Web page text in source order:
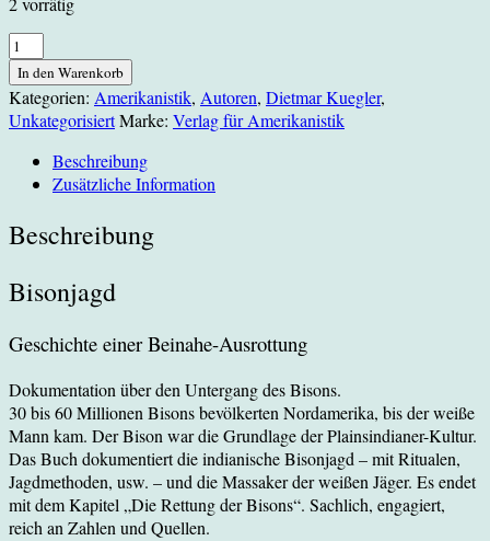
Bisonjagd
-
Geschichte
einer
Beinahe-
Ausrottung
Menge
In den Warenkorb
Kategorien: Amerikanistik, Autoren, Dietmar Kuegler,
UnkategorisiertMarke: Verlag für Amerikanistik
Beschreibung
Zusätzliche Information
Beschreibung
Bisonjagd
Geschichte einer Beinahe-Ausrottung
Dokumentation über den Untergang des Bisons.
30 bis 60 Millionen Bisons bevölkerten Nordamerika, bis der weiße
Mann kam. Der Bison war die Grundlage der Plainsindianer-Kultur.
Das Buch dokumentiert die indianische Bisonjagd – mit Ritualen,
Jagdmethoden, usw. – und die Massaker der weißen Jäger. Es endet
mit dem Kapitel „Die Rettung der Bisons“. Sachlich, engagiert,
reich an Zahlen und Quellen.